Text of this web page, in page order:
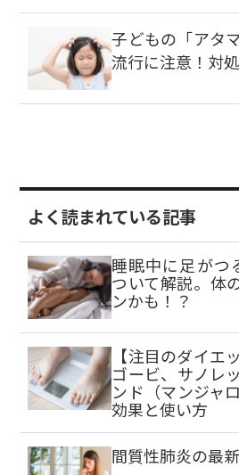
子どもの「アタ
流行に注意！対
よく読まれている記事
睡眠中に足がつ
ついて解説。体
ンかも！？
【注目のダイエ
ゴービ、サノレ
ンド（マンジャ
効果と使い方
間質性肺炎の最